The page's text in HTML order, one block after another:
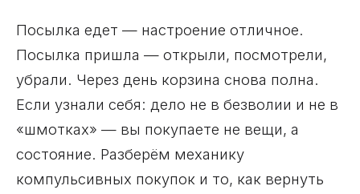
Посылка едет — настроение отличное.
Посылка пришла — открыли, посмотрели,
убрали. Через день корзина снова полна.
Если узнали себя: дело не в безволии и не в
«шмотках» — вы покупаете не вещи, а
состояние. Разберём механику
компульсивных покупок и то, как вернуть